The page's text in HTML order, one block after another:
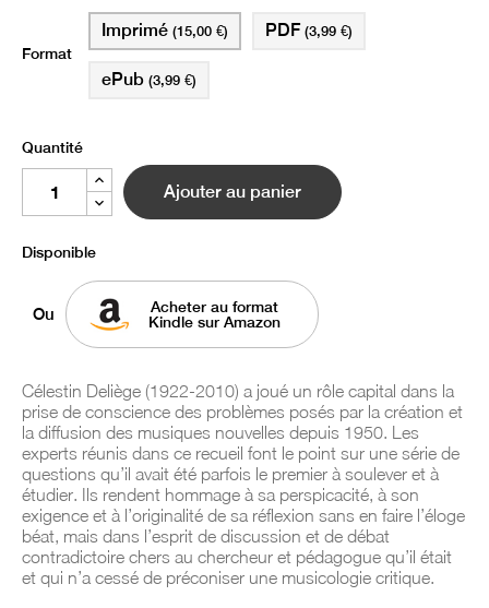
Format
Imprimé (15,00 €)
ePub (3,99 €)
PDF (3,99 €)
Quantité
Ajouter au panier
Disponible
Ou
Acheter au format
Kindle sur Amazon
Célestin Deliège (1922-2010) a joué un rôle capital dans la
prise de conscience des problèmes posés par la création et
la diffusion des musiques nouvelles depuis 1950. Les
experts réunis dans ce recueil font le point sur une série de
questions qu’il avait été parfois le premier à soulever et à
étudier. Ils rendent hommage à sa perspicacité, à son
exigence et à l’originalité de sa réflexion sans en faire l’éloge
béat, mais dans l’esprit de discussion et de débat
contradictoire chers au chercheur et pédagogue qu’il était
et qui n’a cessé de préconiser une musicologie critique.